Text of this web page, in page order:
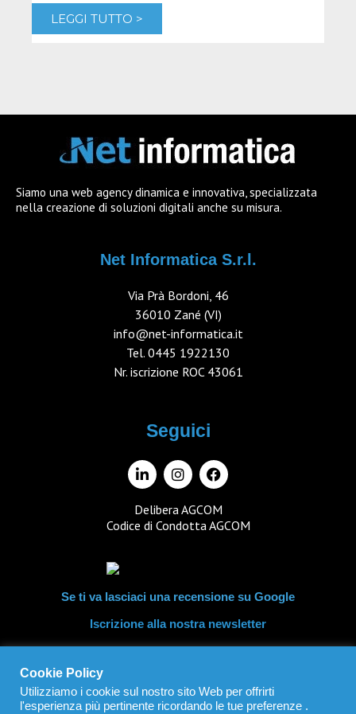
LEGGI TUTTO >
Siamo una web agency dinamica e innovativa, specializzata
nella creazione di soluzioni digitali anche su misura.
Net Informatica S.r.l.
Via Prà Bordoni, 46
36010 Zané (VI)
info@net-informatica.it
Tel. 0445 1922130
Nr. iscrizione ROC 43061
Seguici
Delibera AGCOM
Codice di Condotta AGCOM
Se ti va lasciaci una recensione su Google
Iscrizione alla nostra newsletter
Cookie Policy
Utilizziamo i cookie sul nostro sito Web per offrirti
l'esperienza più pertinente ricordando le tue preferenze .